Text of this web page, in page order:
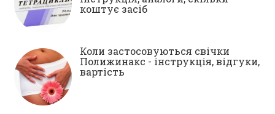
коштує засіб
Коли застосовуються свічки
Полижинакс - інструкція, відгуки,
вартість